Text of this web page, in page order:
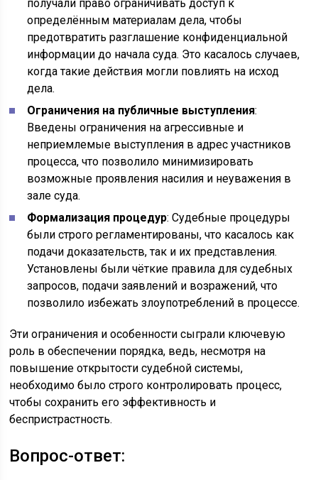
получали право ограничивать доступ к
определённым материалам дела, чтобы
предотвратить разглашение конфиденциальной
информации до начала суда. Это касалось случаев,
когда такие действия могли повлиять на исход
дела.
Ограничения на публичные выступления:
Введены ограничения на агрессивные и
неприемлемые выступления в адрес участников
процесса, что позволило минимизировать
возможные проявления насилия и неуважения в
зале суда.
Формализация процедур: Судебные процедуры
были строго регламентированы, что касалось как
подачи доказательств, так и их представления.
Установлены были чёткие правила для судебных
запросов, подачи заявлений и возражений, что
позволило избежать злоупотреблений в процессе.
Эти ограничения и особенности сыграли ключевую
роль в обеспечении порядка, ведь, несмотря на
повышение открытости судебной системы,
необходимо было строго контролировать процесс,
чтобы сохранить его эффективность и
беспристрастность.
Вопрос-ответ: